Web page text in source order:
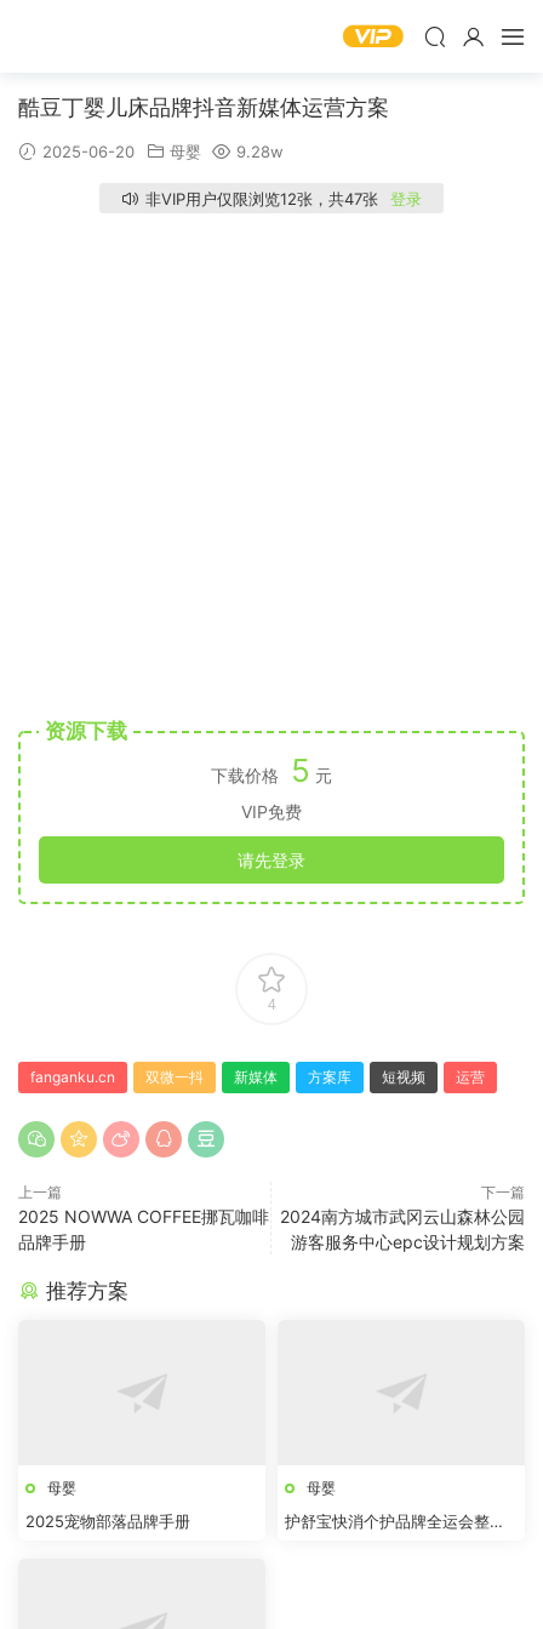
酷豆丁婴儿床品牌抖音新媒体运营方案
2025-06-20 母婴 9.28w
非VIP用户仅限浏览12张，共47张 登录
资源下载
下载价格 5 元
VIP免费
请先登录
4
fanganku.cn 双微一抖 新媒体 方案库 短视频 运营
上一篇
2025 NOWWA COFFEE挪瓦咖啡
品牌手册
下一篇
2024南方城市武冈云山森林公园
游客服务中心epc设计规划方案
推荐方案
母婴
2025宠物部落品牌手册
母婴
护舒宝快消个护品牌全运会整合